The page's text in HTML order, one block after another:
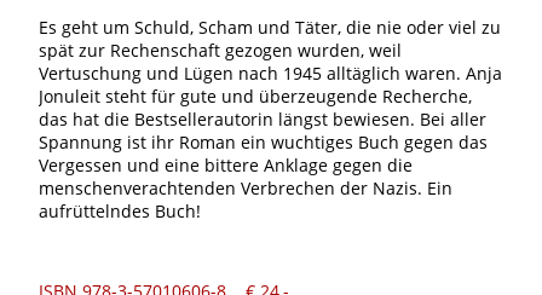
Es geht um Schuld, Scham und Täter, die nie oder viel zu
spät zur Rechenschaft gezogen wurden, weil
Vertuschung und Lügen nach 1945 alltäglich waren. Anja
Jonuleit steht für gute und überzeugende Recherche,
das hat die Bestsellerautorin längst bewiesen. Bei aller
Spannung ist ihr Roman ein wuchtiges Buch gegen das
Vergessen und eine bittere Anklage gegen die
menschenverachtenden Verbrechen der Nazis. Ein
aufrüttelndes Buch!